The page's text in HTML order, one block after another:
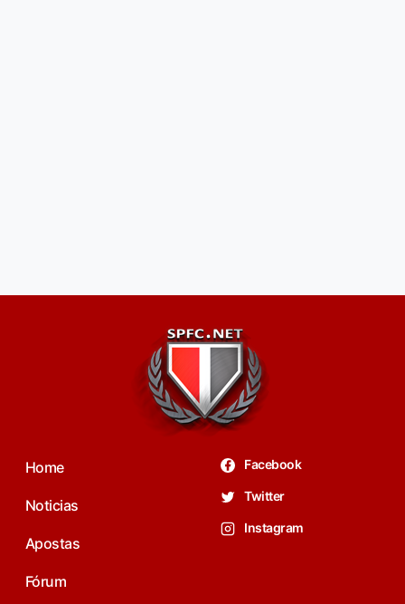
Home
Noticias
Apostas
Fórum
Facebook
Twitter
Instagram